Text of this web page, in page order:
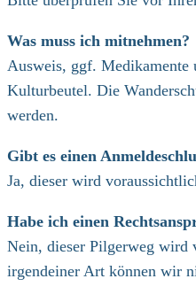
Was muss ich mitnehmen?
Ausweis, ggf. Medikamente
Kulturbeutel. Die
werden.
Gibt es einen
Ja, dieser wird
Habe ich einen
Nein, dieser Pilgerweg wird
irgendeiner Art können wir